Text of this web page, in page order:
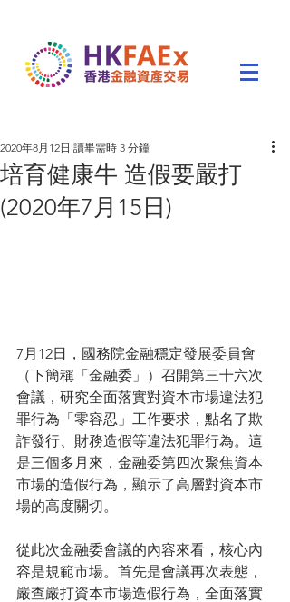
培育健康牛 造假要嚴打
(2020年7月15日)
2020年8月12日 讀畢需時 3 分鐘
7月12日，國務院金融穩定發展委員會
（下簡稱「金融委」）召開第三十六次
會議，研究全面落實對資本市場違法犯
罪行為「零容忍」工作要求，點名了欺
詐發行、財務造假等違法犯罪行為。這
是三個多月來，金融委第四次聚焦資本
市場的造假行為，顯示了高層對資本市
場的高度關切。
從此次金融委會議的內容來看，核心內
容是規範市場。首先是會議再次表態，
嚴查嚴打資本市場造假行為，全面落實